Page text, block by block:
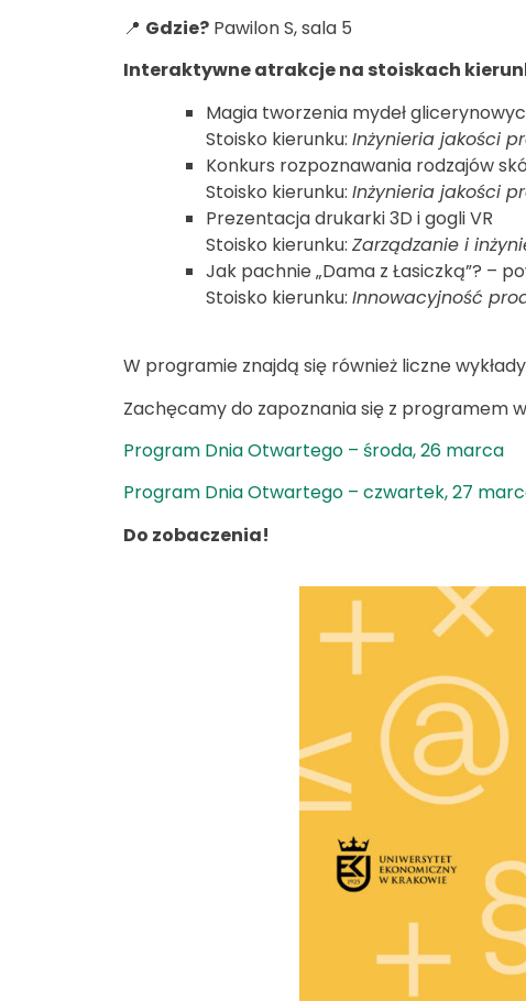
📍 Gdzie? Pawilon S, sala 5
Interaktywne atrakcje na stoiskach
Magia tworzenia mydeł
Stoisko kierunku: Inżynieria jakości
Konkurs rozpoznawania rodzajów
Stoisko kierunku: Inżynieria jakości
Prezentacja drukarki 3D i gogli VR
Stoisko kierunku: Zarządzanie i
Jak pachnie „Dama z Łasiczką”? –
Stoisko kierunku: Innowacyjność
W programie znajdą się również liczne
Zachęcamy do zapoznania się z programem
Program Dnia Otwartego – środa, 26 marca
Program Dnia Otwartego – czwartek, 27
Do zobaczenia!